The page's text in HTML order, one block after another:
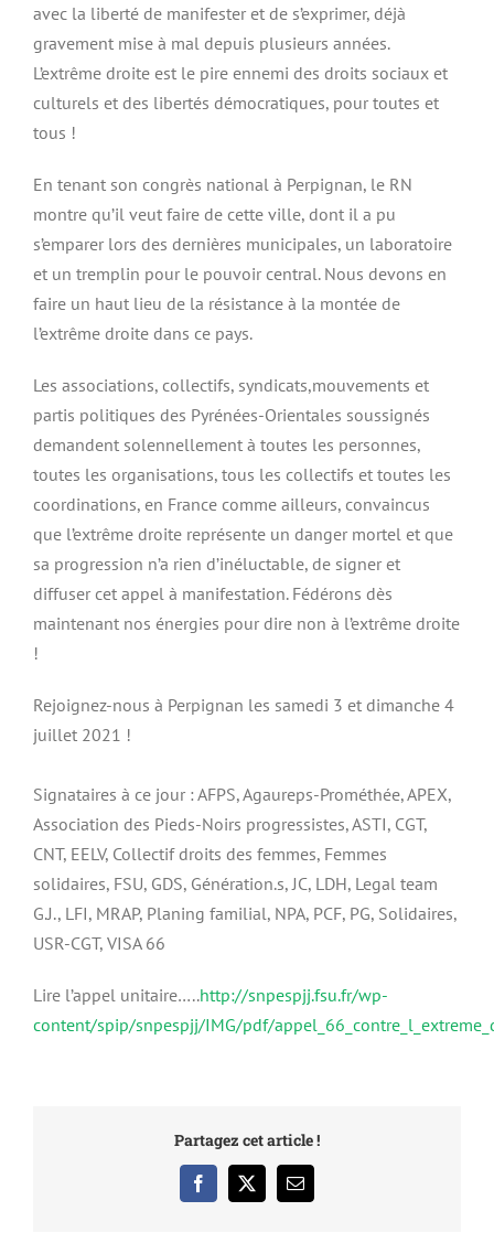
avec la liberté de manifester et de s’exprimer, déjà
gravement mise à mal depuis plusieurs années.
L’extrême droite est le pire ennemi des droits sociaux et
culturels et des libertés démocratiques, pour toutes et
tous !
En tenant son congrès national à Perpignan, le RN
montre qu’il veut faire de cette ville, dont il a pu
s’emparer lors des dernières municipales, un laboratoire
et un tremplin pour le pouvoir central. Nous devons en
faire un haut lieu de la résistance à la montée de
l’extrême droite dans ce pays.
Les associations, collectifs, syndicats,mouvements et
partis politiques des Pyrénées-Orientales soussignés
demandent solennellement à toutes les personnes,
toutes les organisations, tous les collectifs et toutes les
coordinations, en France comme ailleurs, convaincus
que l’extrême droite représente un danger mortel et que
sa progression n’a rien d’inéluctable, de signer et
diffuser cet appel à manifestation. Fédérons dès
maintenant nos énergies pour dire non à l’extrême droite
!
Rejoignez-nous à Perpignan les samedi 3 et dimanche 4
juillet 2021 !
Signataires à ce jour : AFPS, Agaureps-Prométhée, APEX,
Association des Pieds-Noirs progressistes, ASTI, CGT,
CNT, EELV, Collectif droits des femmes, Femmes
solidaires, FSU, GDS, Génération.s, JC, LDH, Legal team
G.J., LFI, MRAP, Planing familial, NPA, PCF, PG, Solidaires,
USR-CGT, VISA 66
Lire l’appel unitaire…..http://snpespjj.fsu.fr/wp-
content/spip/snpespjj/IMG/pdf/
Partagez cet article !
Facebook
X Email